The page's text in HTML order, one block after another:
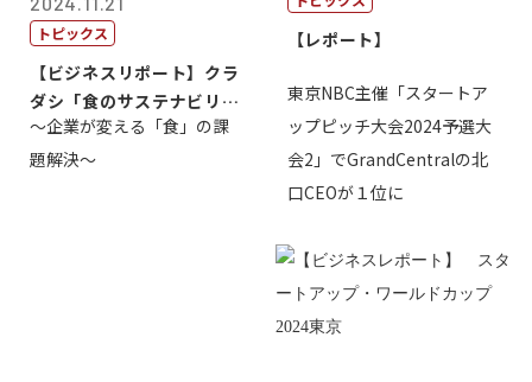
トピックス
【ビジネスリポート】クラ
ダシ「食のサステナビリテ
ィ共創・協働...
～企業が変える「食」の課
題解決～
【レポート】
東京NBC主催「スタートア
ップピッチ大会2024予選大
会2」でGrandCentralの北
口CEOが１位に